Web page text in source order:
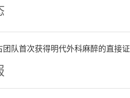
团队首次获得明代外科麻醉的直接